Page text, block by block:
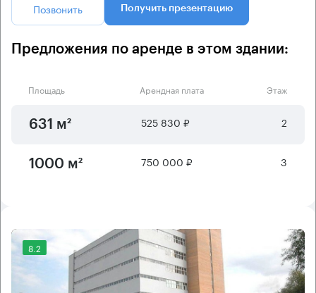
Позвонить Получить презентацию
Предложения по аренде в этом здании:
Площадь Арендная плата Этаж
631 м² 525 830 ₽ 2
1000 м² 750 000 ₽ 3
8.2